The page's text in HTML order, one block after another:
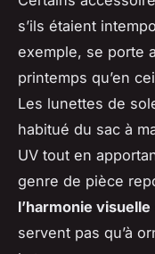
s’ils étaient
exemple, se porte
printemps qu’en
Les lunettes de
habitué du sac à
UV tout en
genre de pièce
l’harmonie visuelle
servent pas qu’à